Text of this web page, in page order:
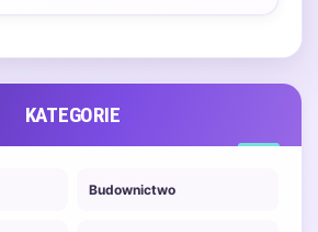
wsparcie pacjentów po
KATEGORIE
Budownictwo